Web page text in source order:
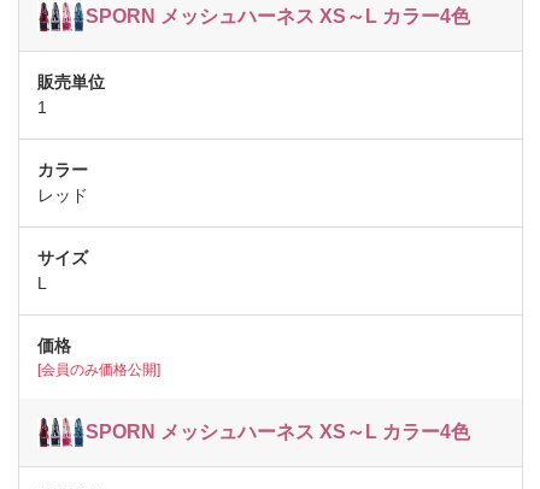
SPORN メッシュハーネス XS～L カラー4色
1
レッド
L
[会員のみ価格公開]
SPORN メッシュハーネス XS～L カラー4色